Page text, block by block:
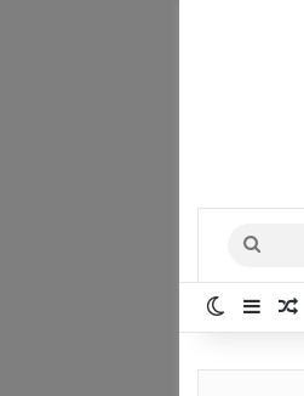
عن
تسجيل الدخول
مقال عشوائي
إضافة عمود جانبي